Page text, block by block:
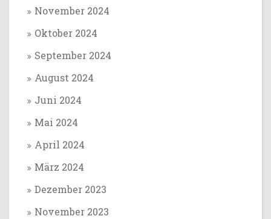
November 2024
Oktober 2024
September 2024
August 2024
Juni 2024
Mai 2024
April 2024
März 2024
Dezember 2023
November 2023